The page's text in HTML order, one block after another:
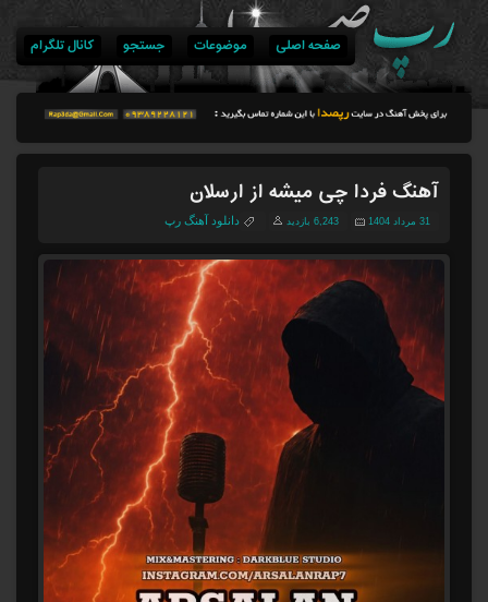
صفحه اصلی موضوعات جستجو کانال تلگرام
آهنگ فردا چی میشه از ارسلان
31 مرداد 1404 6,243 بازدید دانلود آهنگ رپ